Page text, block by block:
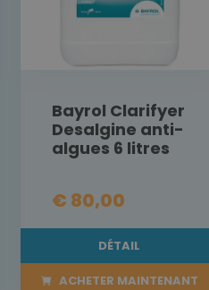
Bayrol Clarifyer
Desalgine anti-
algues 6 litres
€ 80,00
DÉTAIL
ACHETER MAINTENANT